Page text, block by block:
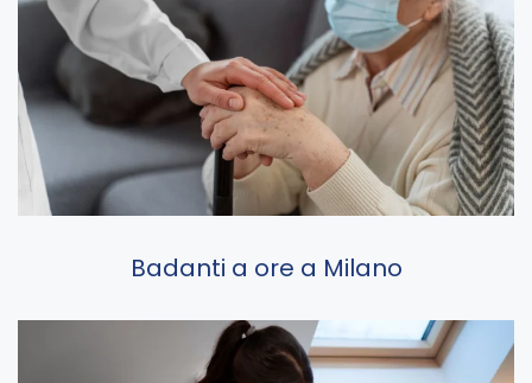
Badanti a ore a Milano